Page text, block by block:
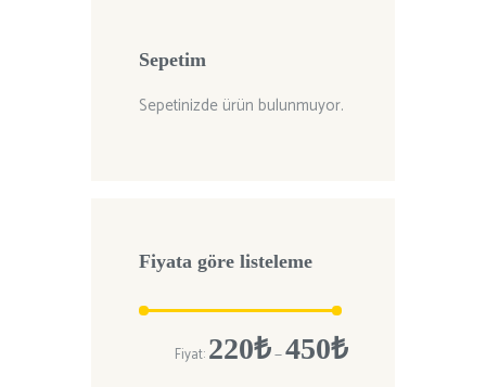
Sepetim
Sepetinizde ürün bulunmuyor.
Fiyata göre listeleme
Fiyat:220₺—450₺